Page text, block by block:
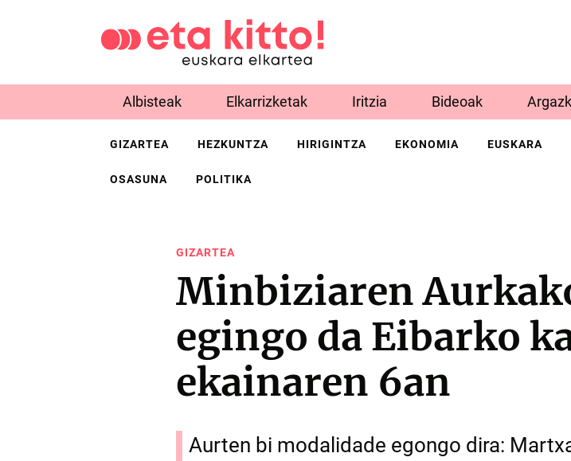
Albisteak Elkarrizketak Iritzia Bideoak
GIZARTEA HEZKUNTZA HIRIGINTZA EKONOMIA EUSKARA
OSASUNA POLITIKA
GIZARTEA
Minbiziaren
egingo da Eibarko
ekainaren 6an
Aurten bi modalidade egongo dira: